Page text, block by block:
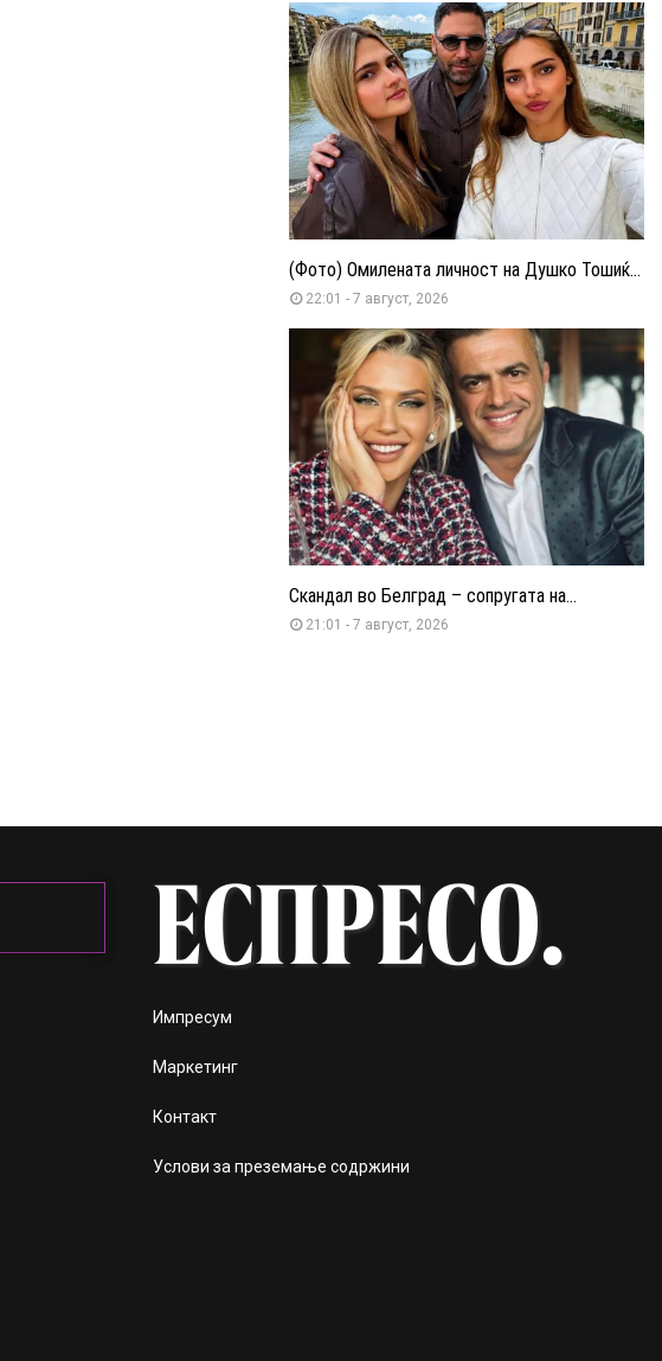
(Фото) Омилената личност на Душко Тошиќ...
22:01 - 7 август, 2026
Скандал во Белград – сопругата на...
21:01 - 7 август, 2026
Импресум
Маркетинг
Контакт
Услови за преземање содржини